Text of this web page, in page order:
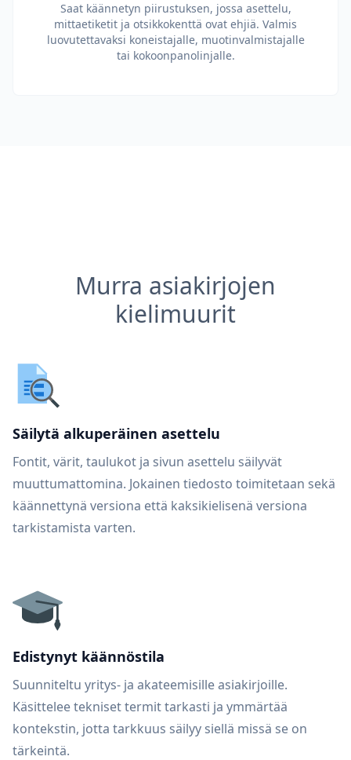
Saat käännetyn piirustuksen, jossa asettelu,
mittaetiketit ja otsikkokenttä ovat ehjiä. Valmis
luovutettavaksi koneistajalle, muotinvalmistajalle
tai kokoonpanolinjalle.
Murra asiakirjojen
kielimuurit
Säilytä alkuperäinen asettelu
Fontit, värit, taulukot ja sivun asettelu säilyvät
muuttumattomina. Jokainen tiedosto toimitetaan sekä
käännettynä versiona että kaksikielisenä versiona
tarkistamista varten.
Edistynyt käännöstila
Suunniteltu yritys- ja akateemisille asiakirjoille.
Käsittelee tekniset termit tarkasti ja ymmärtää
kontekstin, jotta tarkkuus säilyy siellä missä se on
tärkeintä.